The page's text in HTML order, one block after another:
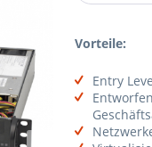
Vorteile:
Entry